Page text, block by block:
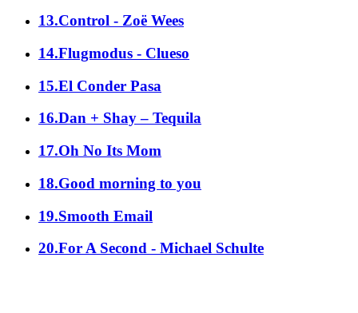
13.Control - Zoë Wees
14.Flugmodus - Clueso
15.El Conder Pasa
16.Dan + Shay – Tequila
17.Oh No Its Mom
18.Good morning to you
19.Smooth Email
20.For A Second - Michael Schulte